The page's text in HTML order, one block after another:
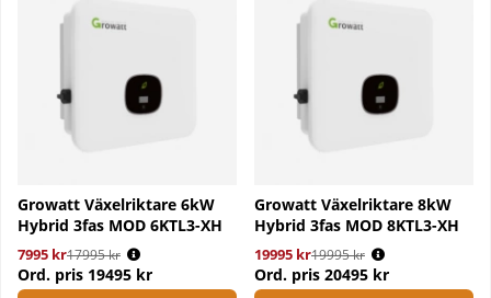
Growatt Växelriktare 6kW
Hybrid 3fas MOD 6KTL3-XH
7995 kr
Ordinarie pris:
17995 kr
Ord. pris 19495 kr
Growatt Växelriktare 8kW
Hybrid 3fas MOD 8KTL3-XH
19995 kr
Ordinarie pris:
19995 kr
Ord. pris 20495 kr